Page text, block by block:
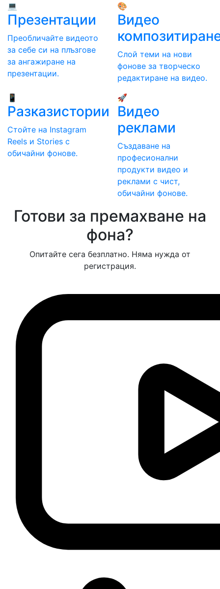
💻
Презентации
Преобличайте видеото
за себе си на плъзгове
за ангажиране на
презентации.
🎨
Видео
Слой теми на нови
фонове за творческо
редактиране на видео.
📱
Разказистории
Стойте на Instagram
Reels и Stories с
обичайни фонове.
🚀
Видео
реклами
Създаване на
професионални
продукти видео и
реклами с чист,
обичайни фонове.
Готови за премахване на
фона?
Опитайте сега безплатно. Няма нужда от
регистрация.